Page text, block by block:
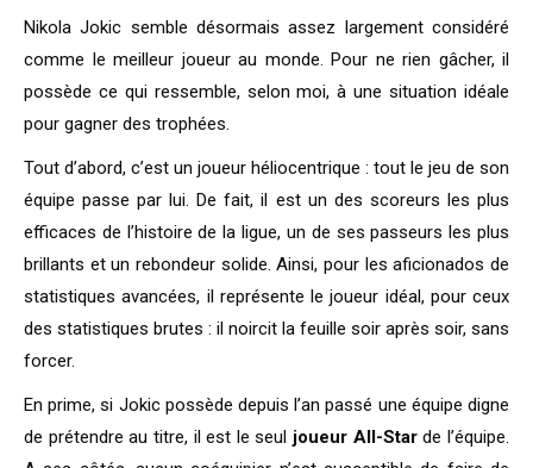
Nikola Jokic semble désormais assez largement considéré
comme le meilleur joueur au monde. Pour ne rien gâcher, il
possède ce qui ressemble, selon moi, à une situation idéale
pour gagner des trophées.
Tout d’abord, c’est un joueur héliocentrique : tout le jeu de son
équipe passe par lui. De fait, il est un des scoreurs les plus
efficaces de l’histoire de la ligue, un de ses passeurs les plus
brillants et un rebondeur solide. Ainsi, pour les aficionados de
statistiques avancées, il représente le joueur idéal, pour ceux
des statistiques brutes : il noircit la feuille soir après soir, sans
forcer.
En prime, si Jokic possède depuis l’an passé une équipe digne
de prétendre au titre, il est le seul joueur All-Starde l’équipe.